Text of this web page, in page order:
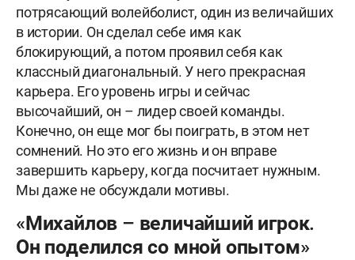
потрясающий волейболист, один из величайших
в истории. Он сделал себе имя как
блокирующий, а потом проявил себя как
классный диагональный. У него прекрасная
карьера. Его уровень игры и сейчас
высочайший, он – лидер своей команды.
Конечно, он еще мог бы поиграть, в этом нет
сомнений. Но это его жизнь и он вправе
завершить карьеру, когда посчитает нужным.
Мы даже не обсуждали мотивы.
«Михайлов – величайший игрок.
Он поделился со мной опытом»